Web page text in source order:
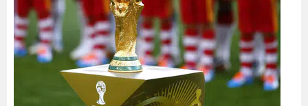
Edirne
Elazığ
Erzincan